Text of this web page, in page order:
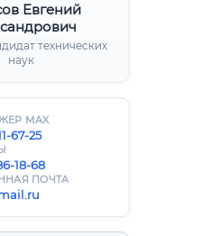
Евгений
технических
наук
MAX
67-25
18-68
ПОЧТА